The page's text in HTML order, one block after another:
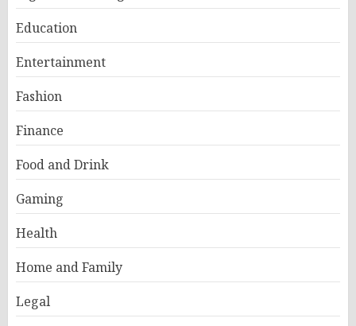
Education
Entertainment
Fashion
Finance
Food and Drink
Gaming
Health
Home and Family
Legal